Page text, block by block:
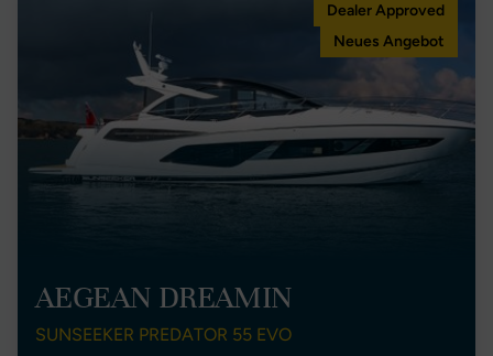
Dealer Approved
Neues Angebot
AEGEAN DREAMIN
SUNSEEKER PREDATOR 55 EVO